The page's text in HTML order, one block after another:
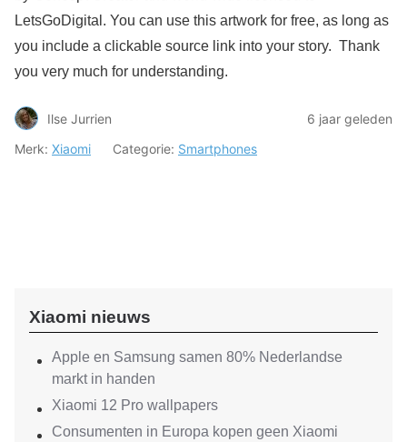
LetsGoDigital. You can use this artwork for free, as long as
you include a clickable source link into your story. Thank
you very much for understanding.
Ilse Jurrien
6 jaar geleden
Merk: Xiaomi Categorie: Smartphones
Xiaomi nieuws
Apple en Samsung samen 80% Nederlandse
markt in handen
Xiaomi 12 Pro wallpapers
Consumenten in Europa kopen geen Xiaomi